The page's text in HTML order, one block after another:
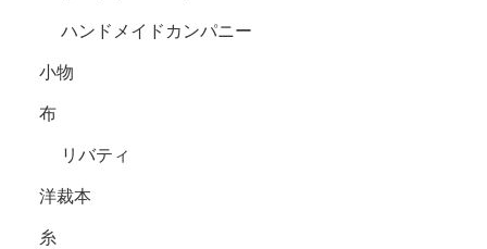
ハンドメイドカンパニー
小物
布
リバティ
洋裁本
糸